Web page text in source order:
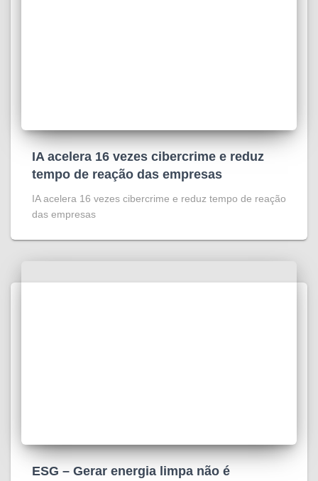
IA acelera 16 vezes cibercrime e reduz
tempo de reação das empresas
IA acelera 16 vezes cibercrime e reduz tempo de reação
das empresas
ESG – Gerar energia limpa não é